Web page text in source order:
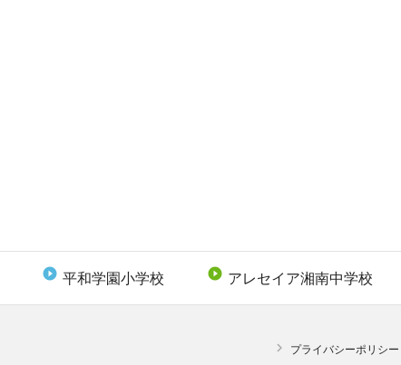
 平和学園小学校  アレセイア湘南中学校
 プライバシーポリシー